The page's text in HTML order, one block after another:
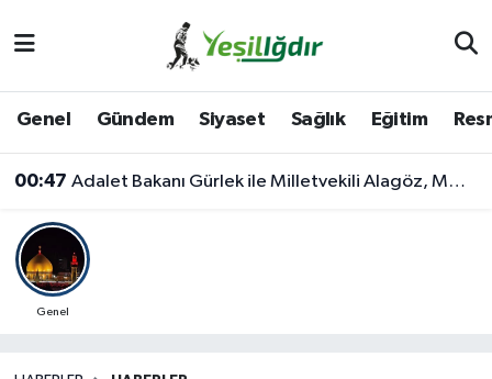
Genel Gündem Siyaset Sağlık Eğitim
00:47 Adalet Bakanı Gürlek ile Milletvekili Alagöz, MHP İl Başkanlığını Ziyaret Etti
Genel
Iğdır Trafik Yoğunluk Haritası
Süper Lig Puan Durumu ve Fikstür